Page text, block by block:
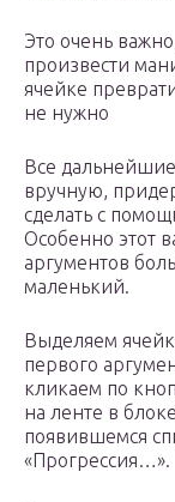
Это очень
произвести
ячейке
не нужно
Все
вручную,
сделать с
Особенно этот
аргументов
маленький.
Выделяем
первого
кликаем по
на ленте в
появившемся
«Прогрессия…».